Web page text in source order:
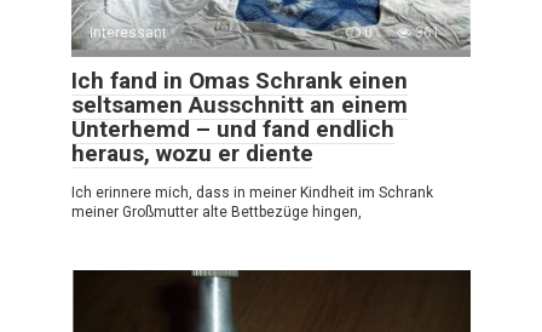
Interessant 0 361
Ich fand in Omas Schrank einen
seltsamen Ausschnitt an einem
Unterhemd – und fand endlich
heraus, wozu er diente
Ich erinnere mich, dass in meiner Kindheit im Schrank
meiner Großmutter alte Bettbezüge hingen,